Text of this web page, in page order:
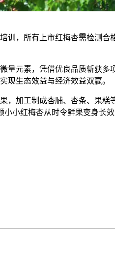
，所有上市红梅杏需检测合
素，凭借优良品质斩获多
现生态效益与经济效益双赢。
加工制成杏脯、杏条、果糕
小红梅杏从时令鲜果变身长